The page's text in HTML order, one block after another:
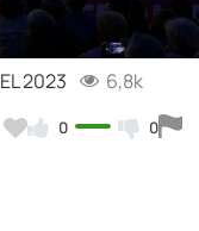
2023 6,8k
0 0